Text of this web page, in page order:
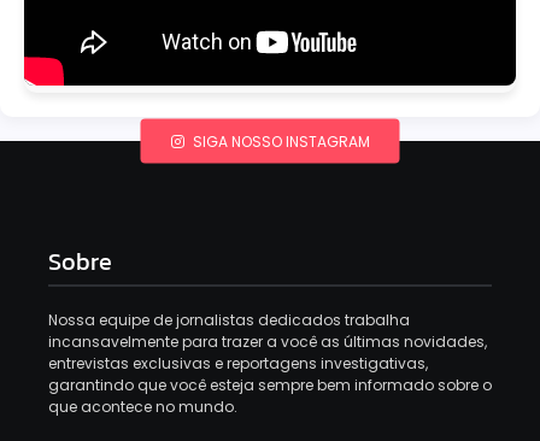
SIGA NOSSO INSTAGRAM
Sobre
Nossa equipe de jornalistas dedicados trabalha
incansavelmente para trazer a você as últimas novidades,
entrevistas exclusivas e reportagens investigativas,
garantindo que você esteja sempre bem informado sobre o
que acontece no mundo.